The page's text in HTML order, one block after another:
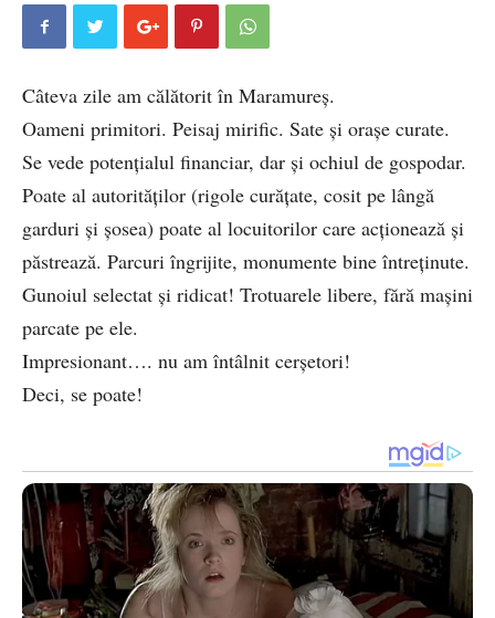
Câteva zile am călătorit în Maramureș.
Oameni primitori. Peisaj mirific. Sate și orașe curate.
Se vede potențialul financiar, dar și ochiul de gospodar.
Poate al autorităților (rigole curățate, cosit pe lângă
garduri și șosea) poate al locuitorilor care acționează și
păstrează. Parcuri îngrijite, monumente bine întreținute.
Gunoiul selectat și ridicat! Trotuarele libere, fără mașini
parcate pe ele.
Impresionant…. nu am întâlnit cerșetori!
Deci, se poate!